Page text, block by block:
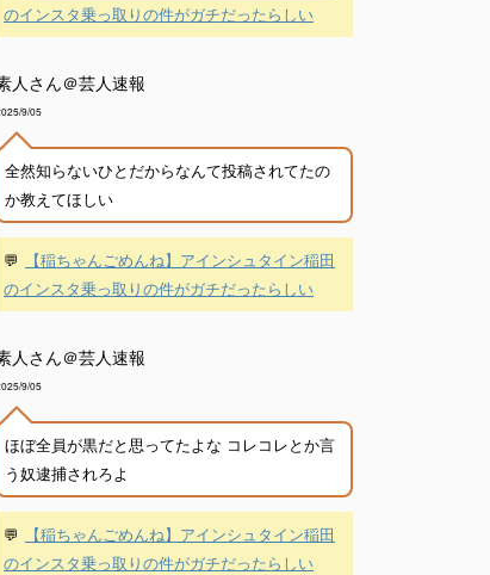
のインスタ乗っ取りの件がガチだったらしい
人さん＠芸人速報
9/05
全然知らないひとだからなんて投稿されてたの
か教えてほしい
💬
【稲ちゃんごめんね】アインシュタイン稲田
のインスタ乗っ取りの件がガチだったらしい
人さん＠芸人速報
9/05
ほぼ全員が黒だと思ってたよな コレコレとか言
う奴逮捕されろよ
💬
【稲ちゃんごめんね】アインシュタイン稲田
のインスタ乗っ取りの件がガチだったらしい